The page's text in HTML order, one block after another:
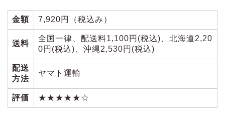
金額 7,920円（税込み）
送料
全国一律、配送料1,100円(税込)、北海道2,20
0円(税込)、沖縄2,530円(税込)
配送
方法
ヤマト運輸
評価 ★★★★★☆